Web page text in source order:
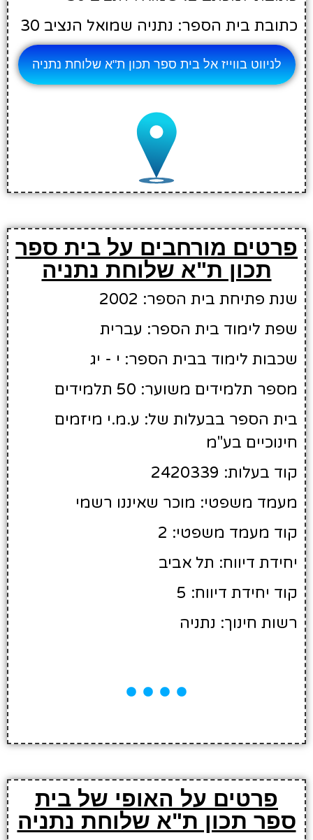
כתובת בית הספר: נתניה שמואל הנציב 30
לניווט בווייז אל בית ספר תכון ת"א שלוחת נתניה
פרטים מורחבים על בית ספר
תכון ת"א שלוחת נתניה
שנת פתיחת בית הספר: 2002
שפת לימוד בית הספר: עברית
שכבות לימוד בבית הספר: י - יג
מספר תלמידים משוער: 50 תלמידים
בית הספר בבעלות של: ע.מ.י מיזמים
חינוכיים בע"מ
קוד בעלות: 2420339
מעמד משפטי: מוכר שאיננו רשמי
קוד מעמד משפטי: 2
יחידת דיווח: תל אביב
קוד יחידת דיווח: 5
רשות חינוך: נתניה
פרטים על האופי של בית
ספר תכון ת"א שלוחת נתניה